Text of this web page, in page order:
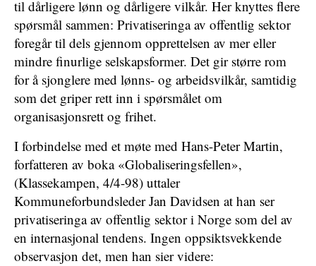
til dårligere lønn og dårligere vilkår. Her knyttes flere
spørsmål sammen: Privatiseringa av offentlig sektor
foregår til dels gjennom opprettelsen av mer eller
mindre finurlige selskapsformer. Det gir større rom
for å sjonglere med lønns- og arbeidsvilkår, samtidig
som det griper rett inn i spørsmålet om
organisasjonsrett og frihet.
I forbindelse med et møte med Hans-Peter Martin,
forfatteren av boka «Globaliseringsfellen»,
(Klassekampen, 4/4-98) uttaler
Kommuneforbundsleder Jan Davidsen at han ser
privatiseringa av offentlig sektor i Norge som del av
en internasjonal tendens. Ingen oppsiktsvekkende
observasjon det, men han sier videre: